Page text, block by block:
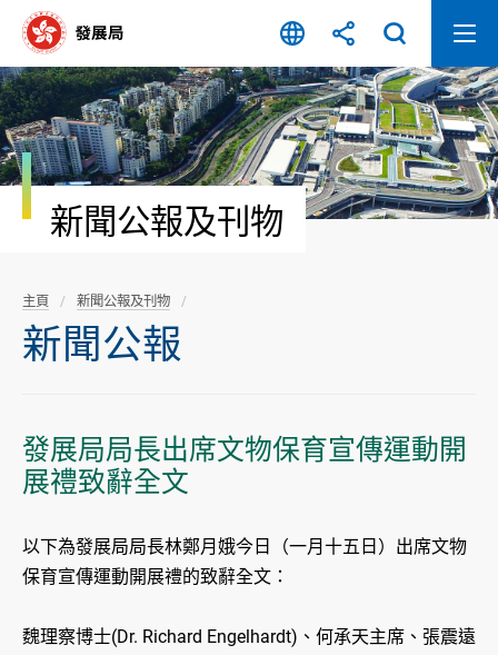
容
開
始
新聞公報及刊物
主頁 新聞公報及刊物
新聞公報
發展局局長出席文物保育宣傳運動開
展禮致辭全文
以下為發展局局長林鄭月娥今日（一月十五日）出席文物
保育宣傳運動開展禮的致辭全文：
魏理察博士(Dr. Richard Engelhardt)、何承天主席、張震遠